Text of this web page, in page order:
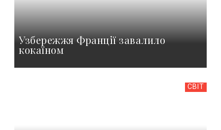
Узбережжя Франції завалило
кокаїном
СВІТ